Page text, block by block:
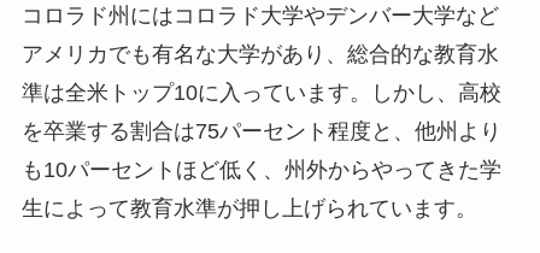
コロラド州にはコロラド大学やデンバー大学など
アメリカでも有名な大学があり、総合的な教育水
準は全米トップ10に入っています。しかし、高校
を卒業する割合は75パーセント程度と、他州より
も10パーセントほど低く、州外からやってきた学
生によって教育水準が押し上げられています。